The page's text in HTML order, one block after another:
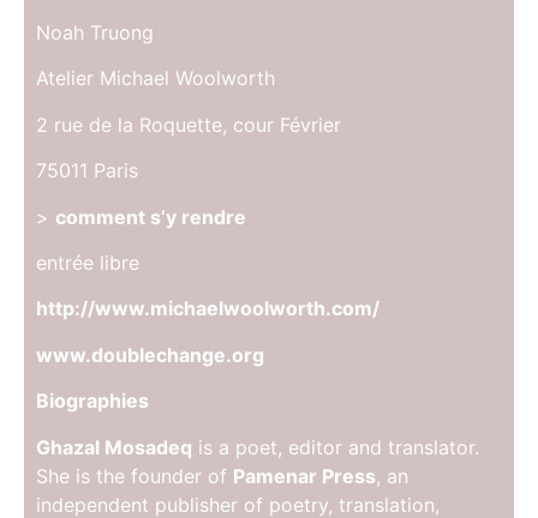
Noah Truong
Atelier Michael Woolworth
2 rue de la Roquette, cour Février
75011 Paris
> comment s’y rendre
entrée libre
http://www.michaelwoolworth.com/
www.doublechange.org
Biographies
Ghazal Mosadeq is a poet, editor and translator.
She is the founder of Pamenar Press, an
independent publisher of poetry, translation,